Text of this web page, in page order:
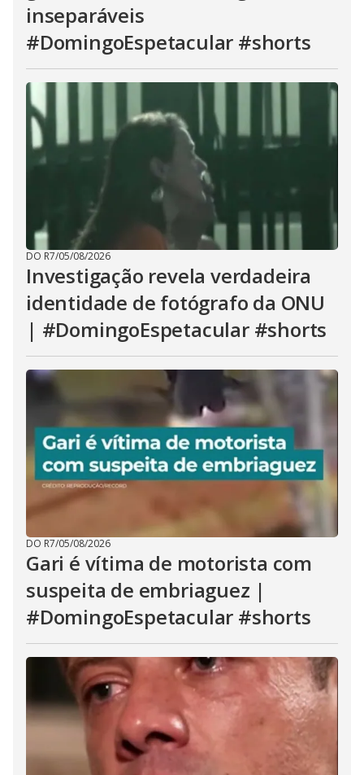
inseparáveis
#DomingoEspetacular #shorts
DO R7/05/08/2026
Investigação revela verdadeira
identidade de fotógrafo da ONU
| #DomingoEspetacular #shorts
DO R7/05/08/2026
Gari é vítima de motorista com
suspeita de embriaguez |
#DomingoEspetacular #shorts